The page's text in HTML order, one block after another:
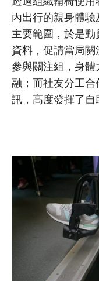
內出行的親身體
主要範圍，於是
資料，促請當局
參與關注組，身
融；而社友分工
訊，高度發揮了自